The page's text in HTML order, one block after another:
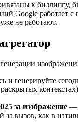
к биллингу,
Google работает
не работают.
и генерируйте
за изображение —
за вызов, как в